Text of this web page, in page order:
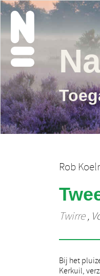
Rob
Twirre,
Bij het
Kerkuil,
bestaat